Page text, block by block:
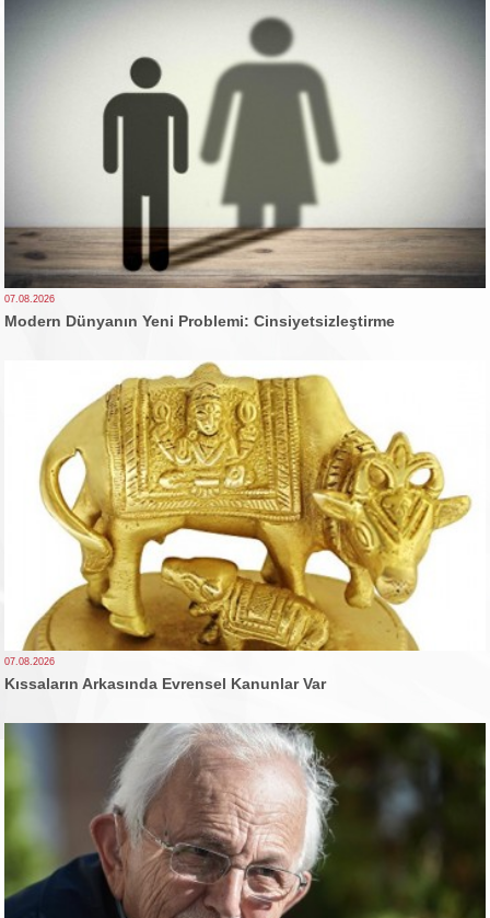
07.08.2026
Modern Dünyanın Yeni Problemi: Cinsiyetsizleştirme
07.08.2026
Kıssaların Arkasında Evrensel Kanunlar Var